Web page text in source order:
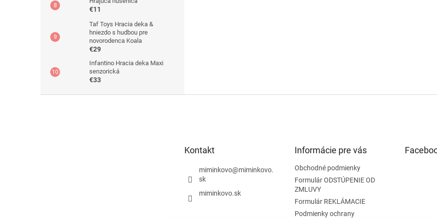
€11
Taf Toys Hracia deka &
hniezdo s hudbou pre
novorodenca Koala
€29
Infantino Hracia deka Maxi
senzorická
€33
Kontakt
miminkovo@miminkovo.
sk
miminkovo.sk
Informácie pre vás
Obchodné podmienky
Formulár ODSTÚPENIE OD
ZMLUVY
Formulár REKLÁMACIE
Podmienky ochrany